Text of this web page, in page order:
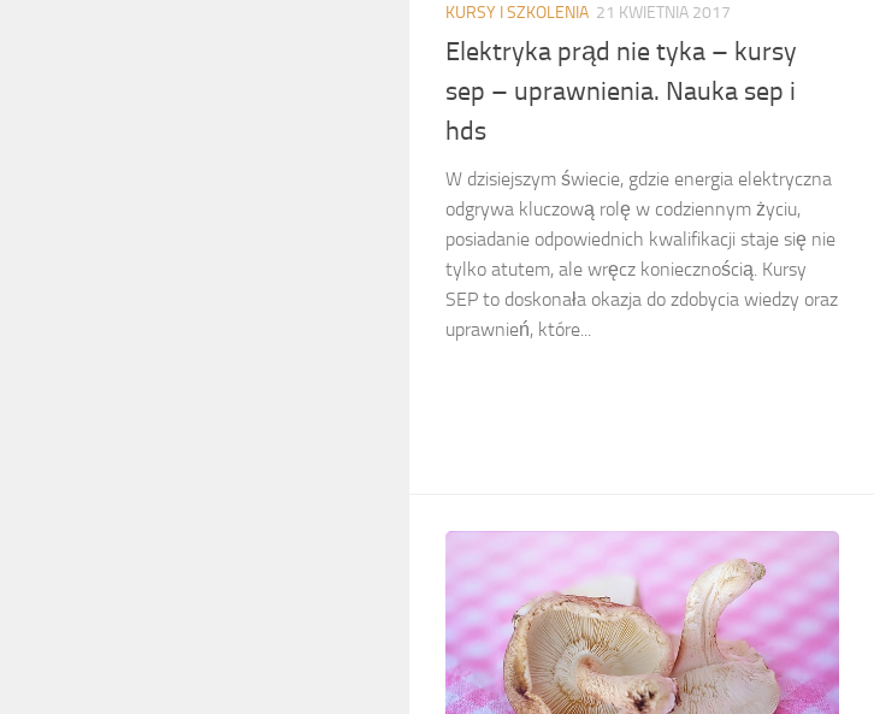
KURSY I SZKOLENIA 21 KWIETNIA 2017
Elektryka prąd nie tyka – kursy
sep – uprawnienia. Nauka sep i
hds
W dzisiejszym świecie, gdzie energia elektryczna
odgrywa kluczową rolę w codziennym życiu,
posiadanie odpowiednich kwalifikacji staje się nie
tylko atutem, ale wręcz koniecznością. Kursy
SEP to doskonała okazja do zdobycia wiedzy oraz
uprawnień, które...